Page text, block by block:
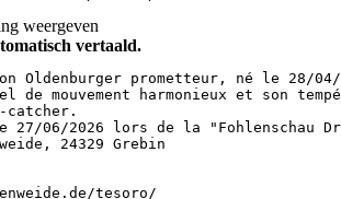
weergeven
vertaald.
Oldenburger prometteur, né le 28/
de mouvement harmonieux et
catcher.
06/2026 lors de la "Fohlenschau
24329 Grebin
tesoro/